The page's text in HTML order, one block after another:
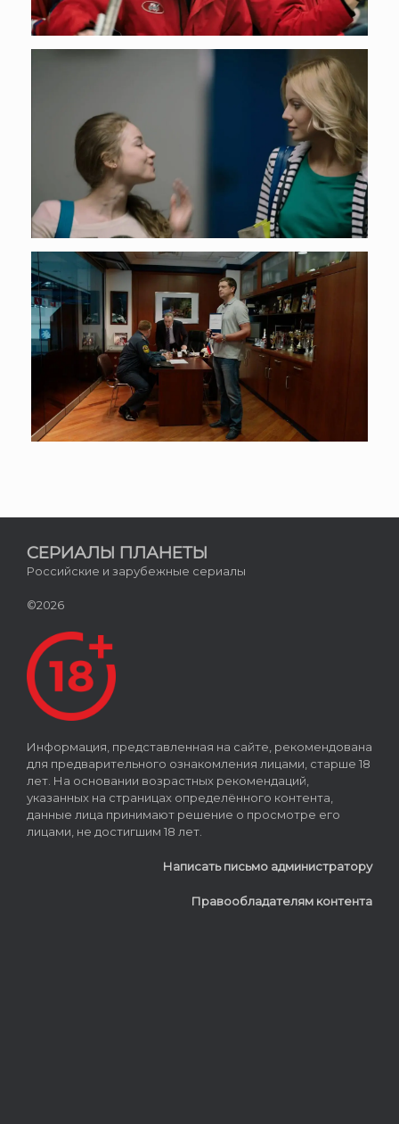
СЕРИАЛЫ ПЛАНЕТЫ
Российские и зарубежные сериалы
©2026
Информация, представленная на сайте, рекомендована
для предварительного ознакомления лицами, старше 18
лет. На основании возрастных рекомендаций,
указанных на страницах определённого контента,
данные лица принимают решение о просмотре его
лицами, не достигшим 18 лет.
Написать письмо администратору
Правообладателям контента